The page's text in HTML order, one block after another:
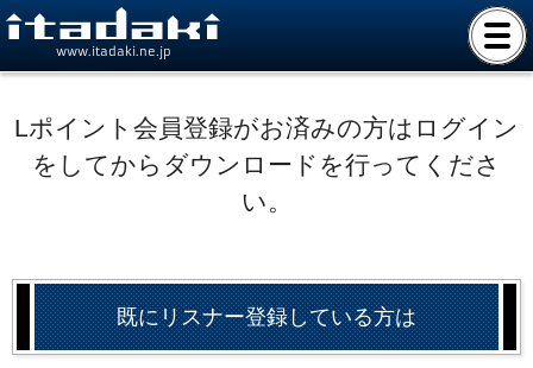
www.itadaki.ne.jp
Lポイント会員登録がお済みの方はログイン
をしてからダウンロードを行ってくださ
い。
既にリスナー登録している方は